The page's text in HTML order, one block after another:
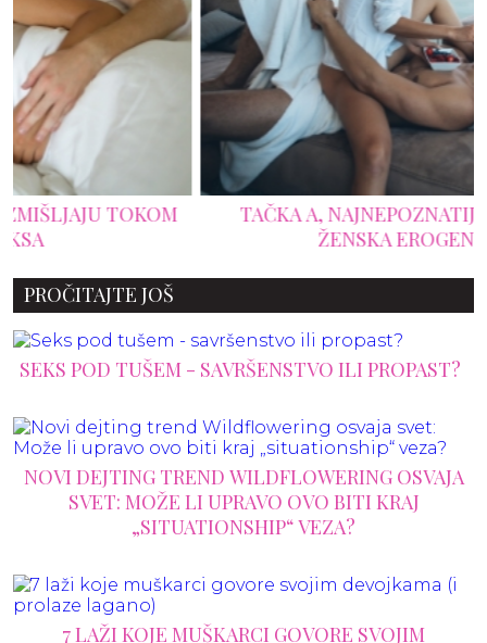
TAČKA A, NAJNEPOZNATIJA, ALI ČUDESNA
ŽENSKA EROGENA ZONA
PROČITAJTE JOŠ
SEKS POD TUŠEM - SAVRŠENSTVO ILI PROPAST?
NOVI DEJTING TREND WILDFLOWERING OSVAJA
SVET: MOŽE LI UPRAVO OVO BITI KRAJ
„SITUATIONSHIP“ VEZA?
7 LAŽI KOJE MUŠKARCI GOVORE SVOJIM